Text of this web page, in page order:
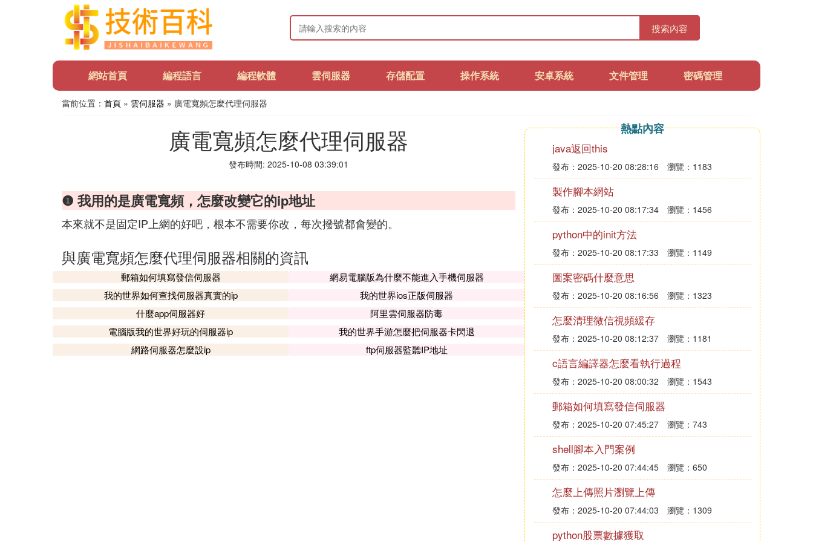
搜索內容
網站首頁 編程語言 編程軟體 雲伺服器 存儲配置 操作系統 安卓系統 文件管理 密碼管理
當前位置： 首頁 » 雲伺服器 » 廣電寬頻怎麼代理伺服器
廣電寬頻怎麼代理伺服器
發布時間: 2025-10-08 03:39:01
❶ 我用的是廣電寬頻，怎麼改變它的ip地址
本來就不是固定IP上網的好吧，根本不需要你改，每次撥號都會變的。
與廣電寬頻怎麼代理伺服器相關的資訊
郵箱如何填寫發信伺服器
網易電腦版為什麼不能進入手機伺服器
我的世界如何查找伺服器真實的ip
我的世界ios正版伺服器
什麼app伺服器好
阿里雲伺服器防毒
電腦版我的世界好玩的伺服器ip
我的世界手游怎麼把伺服器卡閃退
網路伺服器怎麼設ip
ftp伺服器監聽IP地址
熱點內容
java返回this
發布：2025-10-20 08:28:16 瀏覽：1183
製作腳本網站
發布：2025-10-20 08:17:34 瀏覽：1456
python中的init方法
發布：2025-10-20 08:17:33 瀏覽：1149
圖案密碼什麼意思
發布：2025-10-20 08:16:56 瀏覽：1323
怎麼清理微信視頻緩存
發布：2025-10-20 08:12:37 瀏覽：1181
c語言編譯器怎麼看執行過程
發布：2025-10-20 08:00:32 瀏覽：1543
郵箱如何填寫發信伺服器
發布：2025-10-20 07:45:27 瀏覽：743
shell腳本入門案例
發布：2025-10-20 07:44:45 瀏覽：650
怎麼上傳照片瀏覽上傳
發布：2025-10-20 07:44:03 瀏覽：1309
python股票數據獲取